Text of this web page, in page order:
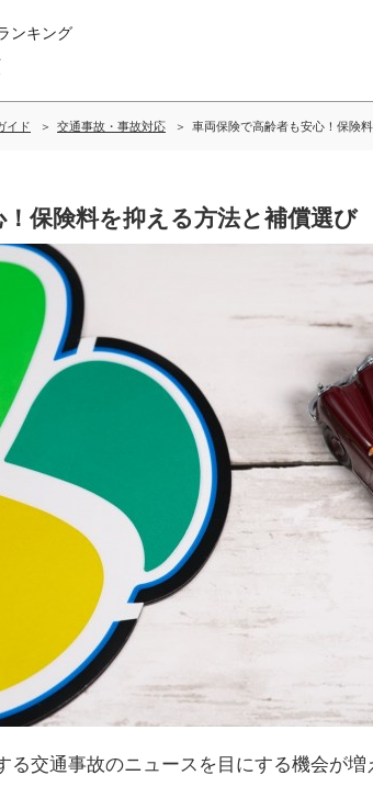
ンキング
イド 交通事故・事故対応 車両保険で高齢者も安心！保険
保険料を抑える方法と補償選び
る交通事故のニュースを目にする機会が増